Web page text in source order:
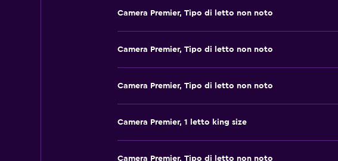
Camera Premier, Tipo di letto non noto
Camera Premier, Tipo di letto non noto
Camera Premier, Tipo di letto non noto
Camera Premier, 1 letto king size
Camera Premier, Tipo di letto non noto